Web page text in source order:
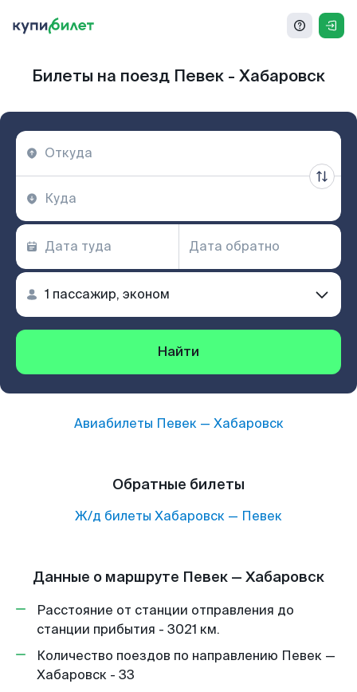
Билеты на поезд Певек - Хабаровск
Найти
Авиабилеты Певек— Хабаровск
Обратные билеты
Ж/д билеты Хабаровск — Певек
Данные о маршруте Певек — Хабаровск
Расстояние от станции отправления до
станции прибытия - 3021 км.
Количество поездов по направлению Певек —
Хабаровск - 33